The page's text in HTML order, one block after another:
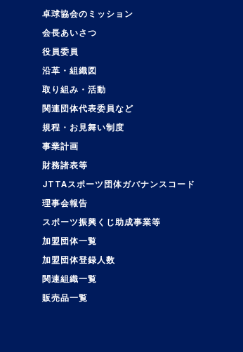
卓球協会のミッション
会長あいさつ
役員委員
沿革・組織図
取り組み・活動
関連団体代表委員など
規程・お見舞い制度
事業計画
財務諸表等
JTTAスポーツ団体ガバナンスコード
理事会報告
スポーツ振興くじ助成事業等
加盟団体一覧
加盟団体登録人数
関連組織一覧
販売品一覧